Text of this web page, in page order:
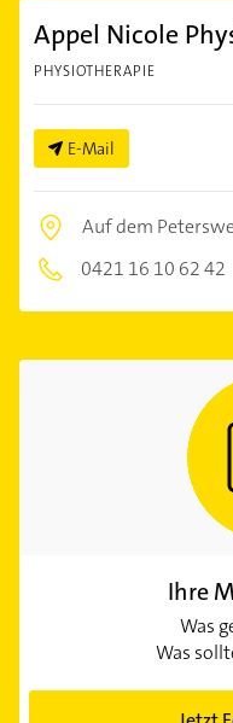
Appel Nicole
PHYSIOTHERAPIE
E-Mail
Auf dem
0421 16 10 62 42
Ihre
Was
Was